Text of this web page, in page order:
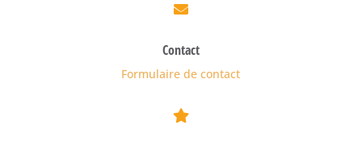

Contact
Formulaire de contact
